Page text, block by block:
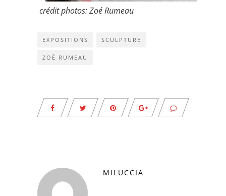
crédit photos: Zoé Rumeau
EXPOSITIONS SCULPTURE
ZOÉ RUMEAU
MILUCCIA